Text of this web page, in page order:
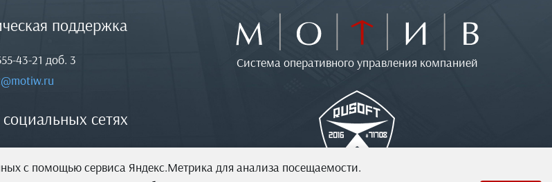
с помощью сервиса Яндекс.Метрика для анализа посещаемости.
поддержка
43-21 доб. 3
сетях
Система оперативного управления компанией